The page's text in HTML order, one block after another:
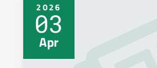
2026
03
Apr